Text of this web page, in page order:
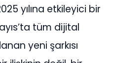
yılına etkileyici bir
tüm dijital
yeni şarkısı